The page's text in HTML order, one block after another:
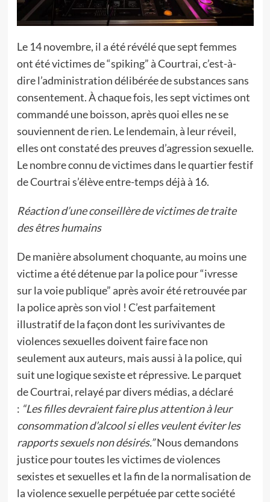
Le 14 novembre, il a été révélé que sept femmes
ont été victimes de “spiking” à Courtrai, c’est-à-
dire l’administration délibérée de substances sans
consentement. À chaque fois, les sept victimes ont
commandé une boisson, après quoi elles ne se
souviennent de rien. Le lendemain, à leur réveil,
elles ont constaté des preuves d’agression sexuelle.
Le nombre connu de victimes dans le quartier festif
de Courtrai s’élève entre-temps déjà à 16.
Réaction d’une conseillèrede victimesde traite
des êtres humains
De manière absolument choquante, au moins une
victime a été détenue par la police pour “ivresse
sur la voie publique” après avoir été retrouvée par
la police après son viol ! C’est parfaitement
illustratif de la façon dont les surivivantes de
violences sexuelles doivent faire face non
seulement aux auteurs, mais aussi à la police, qui
suit une logique sexiste et répressive. Le parquet
de Courtrai, relayé par divers médias, a déclaré
: “Les filles devraient faire plus attention à leur
consommation d’alcool si elles veulent éviter les
rapports sexuels non désirés.” Nous demandons
justice pour toutes les victimes de violences
sexistes et sexuelles et la fin de la normalisation de
la violence sexuelle perpétuée par cette société